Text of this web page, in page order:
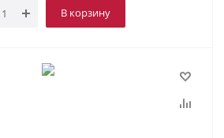
В корзину